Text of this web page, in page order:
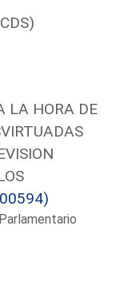
LA HORA DE